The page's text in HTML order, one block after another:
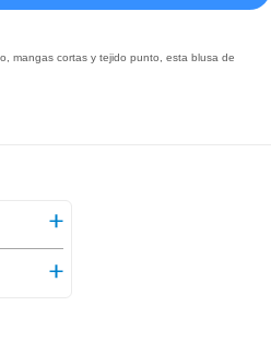
mangas cortas y tejido punto, esta blusa de